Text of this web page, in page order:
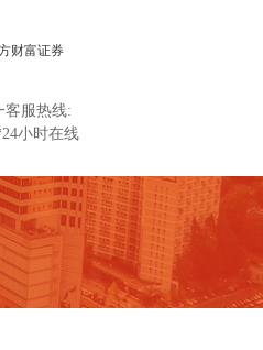
财富证券
客服热线:
小时在线